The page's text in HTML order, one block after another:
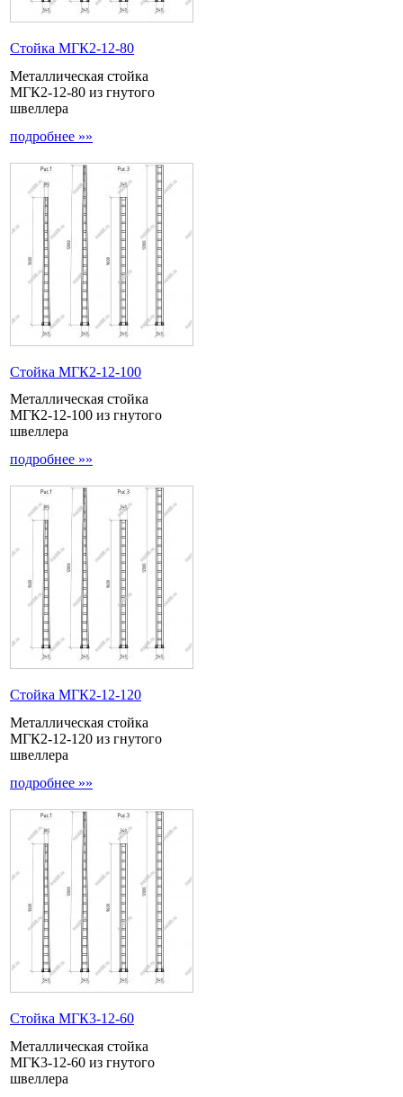
Стойка МГК2-12-80
Металлическая стойка
МГК2-12-80 из гнутого
швеллера
подробнее »»
Стойка МГК2-12-100
Металлическая стойка
МГК2-12-100 из гнутого
швеллера
подробнее »»
Стойка МГК2-12-120
Металлическая стойка
МГК2-12-120 из гнутого
швеллера
подробнее »»
Стойка МГК3-12-60
Металлическая стойка
МГК3-12-60 из гнутого
швеллера